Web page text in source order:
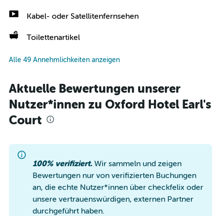
Kabel- oder Satellitenfernsehen
Toilettenartikel
Alle 49 Annehmlichkeiten anzeigen
Aktuelle Bewertungen unserer
Nutzer*innen zu Oxford Hotel Earl's
Court
100% verifiziert. Wir sammeln und zeigen
Bewertungen nur von verifizierten Buchungen
an, die echte Nutzer*innen über checkfelix oder
unsere vertrauenswürdigen, externen Partner
durchgeführt haben.